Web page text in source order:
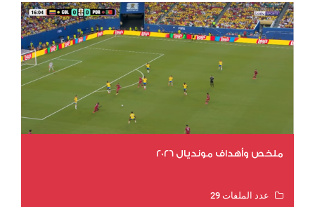
ملخص وأهداف مونديال 2026
عدد الملفات 29